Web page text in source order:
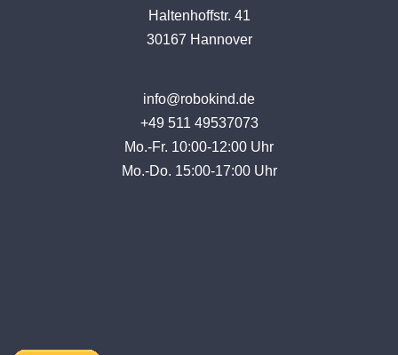
Haltenhoffstr. 41
30167 Hannover
info@robokind.de
+49 511 49537073
Mo.-Fr. 10:00-12:00 Uhr
Mo.-Do. 15:00-17:00 Uhr